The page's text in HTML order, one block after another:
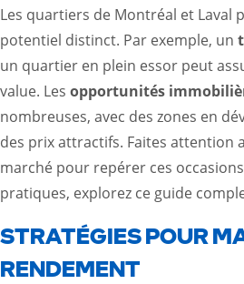
Les quartiers de Montréal et Laval
potentiel distinct. Par exemple, un
un quartier en plein essor peut
value. Les opportunités
nombreuses, avec des zones en
des prix attractifs. Faites attention
marché pour repérer ces
pratiques, explorez ce guide
STRATÉGIES POUR
RENDEMENT